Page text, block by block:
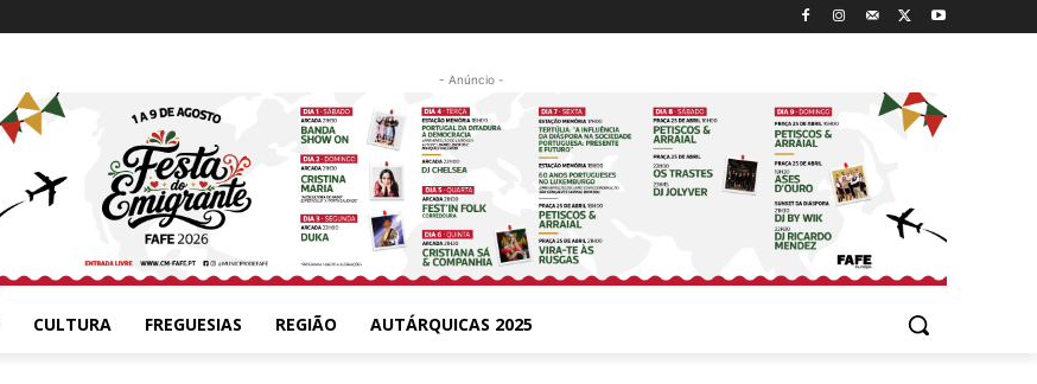
- Anúncio -
CULTURA FREGUESIAS REGIÃO AUTÁRQUICAS 2025